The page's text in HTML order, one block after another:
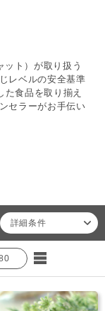
ト）が取り扱う
レベルの安全基準
食品を取り揃え
セラーがお手伝い
詳細条件